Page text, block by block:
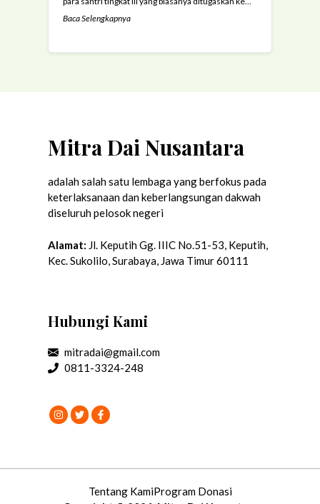
seluruh penjuru Jawa Timur, untuk tahun ini
Program Dai Mengabdi adalah program pengabdian
Baca Selengkapnya
Mitra Dai Nusantara
adalah salah satu lembaga yang berfokus pada
keterlaksanaan dan keberlangsungan dakwah
diseluruh pelosok negeri
Alamat: Jl. Keputih Gg. IIIC No.51-53, Keputih,
Kec. Sukolilo, Surabaya, Jawa Timur 60111
Hubungi Kami
mitradai@gmail.com
0811-3324-248
Tentang KamiProgram Donasi